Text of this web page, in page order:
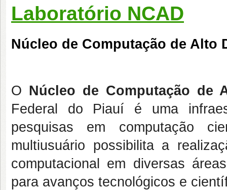
Laboratório NCAD
Núcleo de Computação de Alto
O Núcleo de Computação de
Federal do Piauí é uma
pesquisas em computação
multiusuário possibilita a
computacional em diversas
para avanços tecnológicos e